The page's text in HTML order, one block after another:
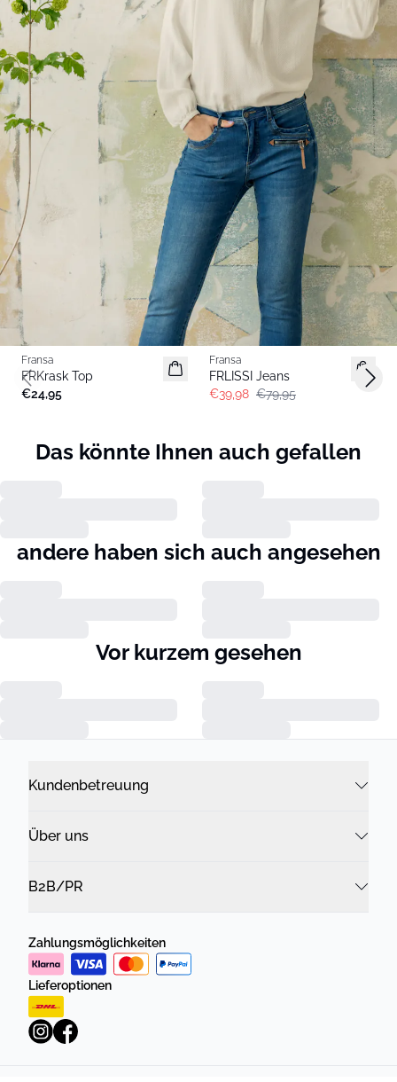
Basic
Fransa
FRKrask Top
€24,95
- 50%
Fransa
FRLISSI Jeans
€39,98 €79,95
Previous slide
Das könnte Ihnen auch gefallen
andere haben sich auch angesehen
Vor kurzem gesehen
Kundenbetreuung
Über uns
B2B/PR
Zahlungsmöglichkeiten
Lieferoptionen